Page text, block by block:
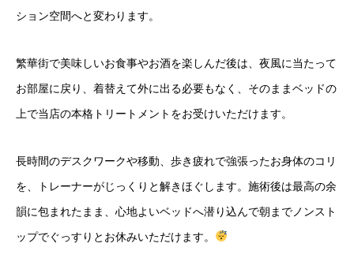
ション空間へと変わります。
繁華街で美味しいお食事やお酒を楽しんだ後は、夜風に当たって
お部屋に戻り、着替えて外に出る必要もなく、そのままベッドの
上で当店の本格トリートメントをお受けいただけます。
長時間のデスクワークや移動、歩き疲れで強張ったお身体のコリ
を、トレーナーがじっくりと解きほぐします。施術後は最高の余
韻に包まれたまま、心地よいベッドへ潜り込んで朝までノンスト
ップでぐっすりとお休みいただけます。